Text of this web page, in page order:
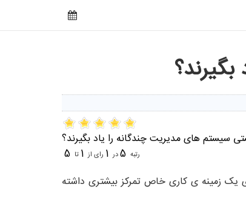
سیستم های مدیریت چندگانه را یاد بگیرند؟
رتبه 5در 1 رای از 1 تا 5
یک زمینه ی کاری خاص تمرکز بیشتری داشته